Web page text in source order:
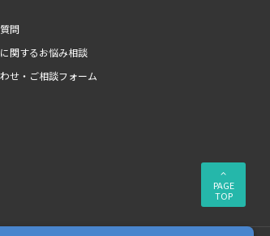
PAGE
TOP
問
関するお悩み相談
せ・ご相談フォーム